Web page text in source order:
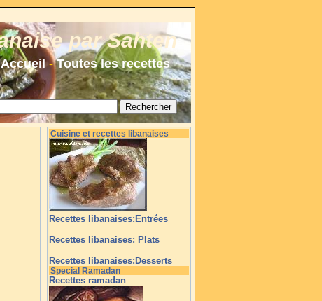
par Sahten
Accueil-Toutes les recettes
Cuisine et recettes libanaises
Recettes libanaises:Entrées
Recettes libanaises: Plats
Recettes libanaises:Desserts
Special Ramadan
Recettes ramadan